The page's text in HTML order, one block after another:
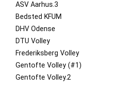
ASV Aarhus.3
Bedsted KFUM
DHV Odense
DTU Volley
Frederiksberg Volley
Gentofte Volley (#1)
Gentofte Volley.2